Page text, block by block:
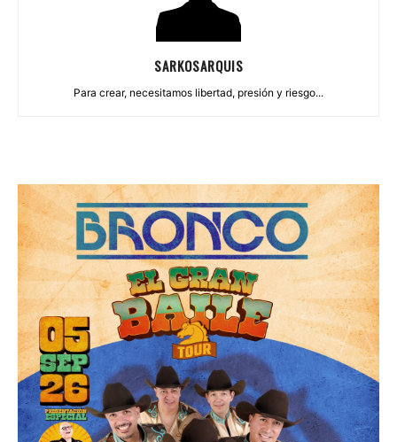
SARKOSARQUIS
Para crear, necesitamos libertad, presión y riesgo...